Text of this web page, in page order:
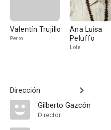
Valentín Trujillo
Perro
Ana Luisa
Peluffo
Lola
Dirección
Gilberto Gazcón
Director